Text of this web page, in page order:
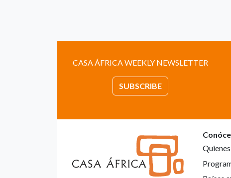
CASA ÁFRICA WEEKLY NEWSLETTER
SUBSCRIBE